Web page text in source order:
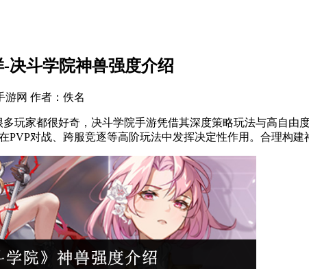
决斗学院神兽强度介绍
游网 作者：佚名
家都很好奇，决斗学院手游凭借其深度策略玩法与高自由
PVP对战、跨服竞逐等高阶玩法中发挥决定性作用。合理构建